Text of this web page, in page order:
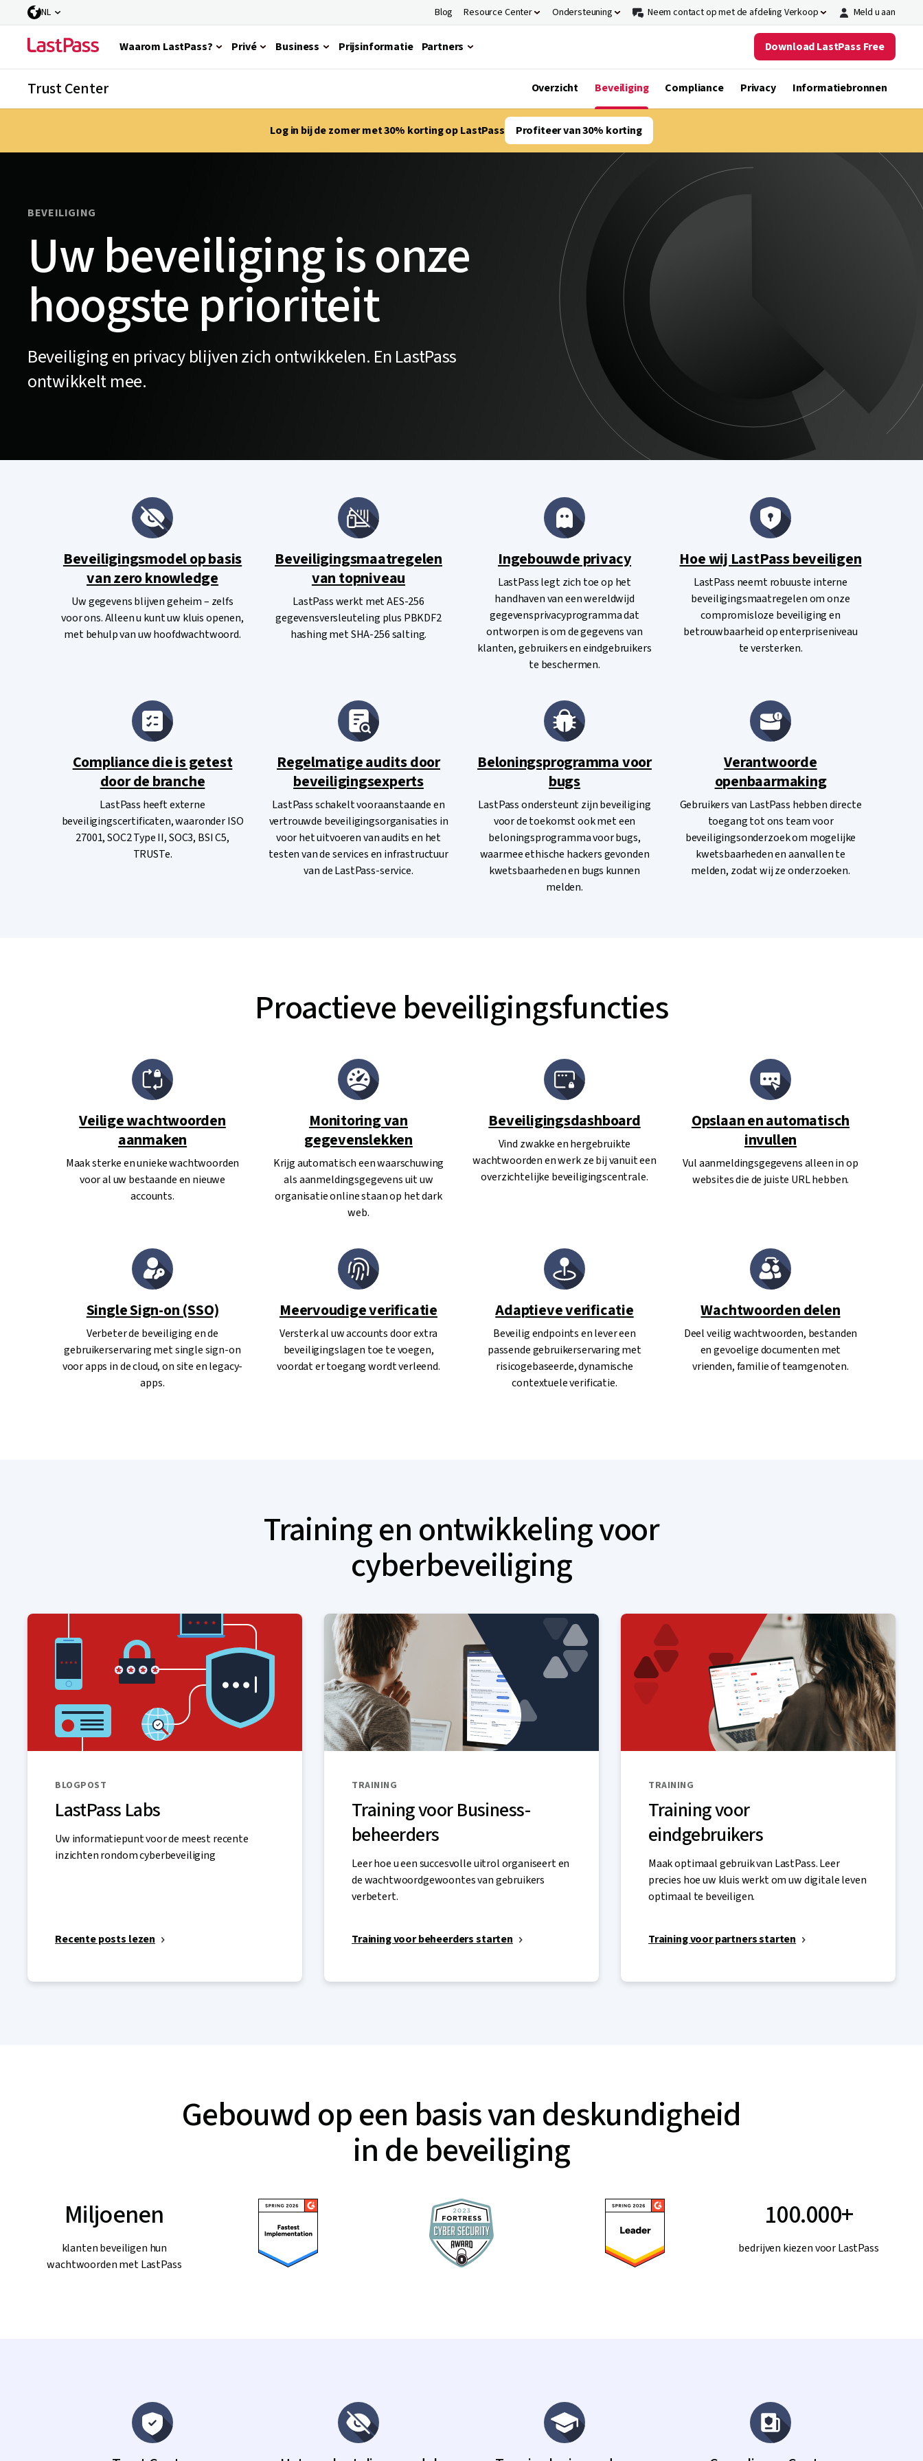
NL Blog Resource Center Ondersteuning Neem contact op met de afdeling Verkoop Meld u aan
Waarom LastPass? Privé Business Prijsinformatie Partners Download LastPass Free
Trust Center Overzicht Beveiliging Compliance Privacy Informatiebronnen
Log in bij de zomer met 30% korting op LastPass Profiteer van 30% korting
BEVEILIGING
Uw beveiliging is onze
hoogste prioriteit
Beveiliging en privacy blijven zich ontwikkelen. En LastPass
ontwikkelt mee.
Beveiligingsmodel op basis
van zero knowledge
Uw gegevens blijven geheim – zelfs
voor ons. Alleen u kunt uw kluis openen,
met behulp van uw hoofdwachtwoord.
Beveiligingsmaatregelen
van topniveau
LastPass werkt met AES-256
gegevensversleuteling plus PBKDF2
hashing met SHA-256 salting.
Ingebouwde privacy
LastPass legt zich toe op het
handhaven van een wereldwijd
gegevensprivacyprogramma dat
ontworpen is om de gegevens van
klanten, gebruikers en eindgebruikers
te beschermen.
Hoe wij LastPass beveiligen
LastPass neemt robuuste interne
beveiligingsmaatregelen om onze
compromisloze beveiliging en
betrouwbaarheid op enterpriseniveau
te versterken.
Compliance die is getest
door de branche
LastPass heeft externe
beveiligingscertificaten, waaronder ISO
27001, SOC2 Type II, SOC3, BSI C5,
TRUSTe.
Regelmatige audits door
beveiligingsexperts
LastPass schakelt vooraanstaande en
vertrouwde beveiligingsorganisaties in
voor het uitvoeren van audits en het
testen van de services en infrastructuur
van de LastPass-service.
Beloningsprogramma voor
bugs
LastPass ondersteunt zijn beveiliging
voor de toekomst ook met een
beloningsprogramma voor bugs,
waarmee ethische hackers gevonden
kwetsbaarheden en bugs kunnen
melden.
Verantwoorde
openbaarmaking
Gebruikers van LastPass hebben directe
toegang tot ons team voor
beveiligingsonderzoek om mogelijke
kwetsbaarheden en aanvallen te
melden, zodat wij ze onderzoeken.
Proactieve beveiligingsfuncties
Veilige wachtwoorden
aanmaken
Maak sterke en unieke wachtwoorden
voor al uw bestaande en nieuwe
accounts.
Monitoring van
gegevenslekken
Krijg automatisch een waarschuwing
als aanmeldingsgegevens uit uw
organisatie online staan op het dark
web.
Beveiligingsdashboard
Vind zwakke en hergebruikte
wachtwoorden en werk ze bij vanuit een
overzichtelijke beveiligingscentrale.
Opslaan en automatisch
invullen
Vul aanmeldingsgegevens alleen in op
websites die de juiste URL hebben.
Single Sign-on (SSO)
Verbeter de beveiliging en de
gebruikerservaring met single sign-on
voor apps in de cloud, on site en legacy-
apps.
Meervoudige verificatie
Versterk al uw accounts door extra
beveiligingslagen toe te voegen,
voordat er toegang wordt verleend.
Adaptieve verificatie
Beveilig endpoints en lever een
passende gebruikerservaring met
risicogebaseerde, dynamische
contextuele verificatie.
Wachtwoorden delen
Deel veilig wachtwoorden, bestanden
en gevoelige documenten met
vrienden, familie of teamgenoten.
Training en ontwikkeling voor
cyberbeveiliging
BLOGPOST
LastPass Labs
Uw informatiepunt voor de meest recente
inzichten rondom cyberbeveiliging
Recente posts lezen
TRAINING
Training voor Business-
beheerders
Leer hoe u een succesvolle uitrol organiseert en
de wachtwoordgewoontes van gebruikers
verbetert.
Training voor beheerders starten
TRAINING
Training voor
eindgebruikers
Maak optimaal gebruik van LastPass. Leer
precies hoe uw kluis werkt om uw digitale leven
optimaal te beveiligen.
Training voor partners starten
Gebouwd op een basis van deskundigheid
in de beveiliging
Miljoenen
klanten beveiligen hun
wachtwoorden met LastPass
100.000+
bedrijven kiezen voor LastPass